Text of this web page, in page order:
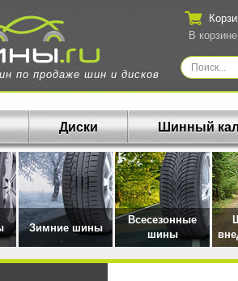
по продаже шин и дисков
В
Диски Шинный
Зимние шины
Всесезонные
шины